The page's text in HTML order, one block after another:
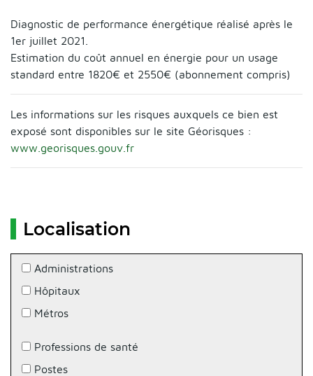
Diagnostic de performance énergétique réalisé après le
1er juillet 2021.
Estimation du coût annuel en énergie pour un usage
standard entre 1820€ et 2550€ (abonnement compris)
Les informations sur les risques auxquels ce bien est
exposé sont disponibles sur le site Géorisques :
www.georisques.gouv.fr
Localisation
Administrations
Hôpitaux
Métros
Professions de santé
Postes